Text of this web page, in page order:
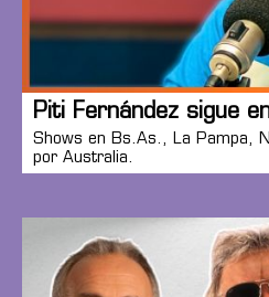
Piti Fernández sigue
Shows en Bs.As., La Pampa,
por Australia.